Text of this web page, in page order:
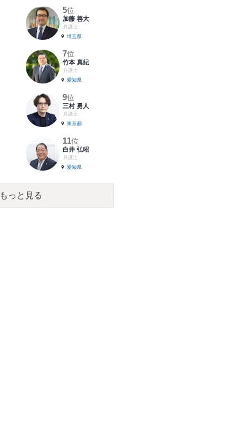
5位
加藤 善大
弁護士
埼玉県
7位
竹本 真紀
弁護士
愛知県
9位
三村 勇人
弁護士
東京都
11位
白井 弘昭
弁護士
愛知県
もっと見る